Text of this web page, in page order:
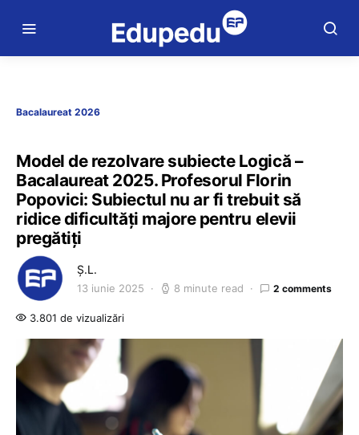
Bacalaureat 2026
Model de rezolvare subiecte Logică –
Bacalaureat 2025. Profesorul Florin
Popovici: Subiectul nu ar fi trebuit să
ridice dificultăți majore pentru elevii
pregătiți
Ș.L.
13 iunie 2025 8 minute read 2 comments
3.801 de vizualizări